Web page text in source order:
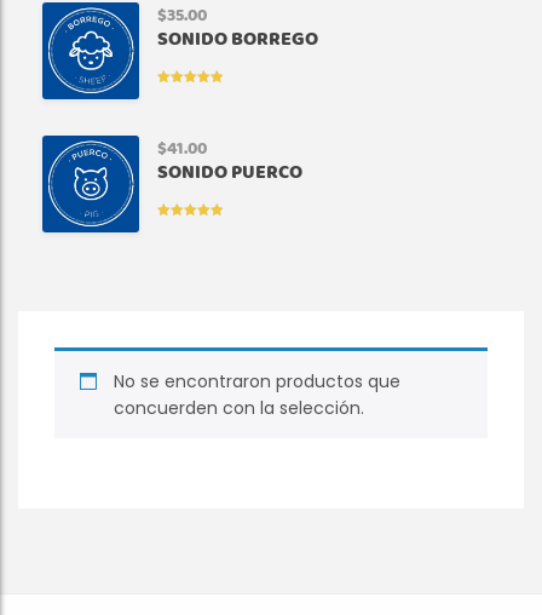
$35.00
SONIDO BORREGO
$41.00
SONIDO PUERCO
No se encontraron productos que
concuerden con la selección.